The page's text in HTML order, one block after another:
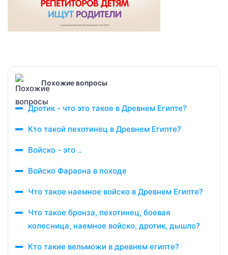
Похожие вопросы
Дротик - что это такое в Древнем Египте?
Кто такой пехотинец в Древнем Египте?
Войско - это ..
Войско Фараона в походе
Что такое наемное войско в Древнем Египте?
Что такое бронза, пехотинец, боевая
колесница, наемное войско, дротик, дышло?
Кто такие вельможи в древнем египте?